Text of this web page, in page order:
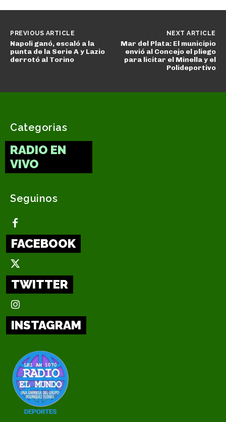
PREVIOUS ARTICLE
Napoli ganó, escaló a la
punta de la Serie A y Lazio
derrotó al Torino
NEXT ARTICLE
Mar del Plata: El municipio
envió al Concejo el pliego
para licitar el Minella y el
Polideportivo
Categorias
RADIO EN
VIVO
Seguinos
FACEBOOK
TWITTER
INSTAGRAM